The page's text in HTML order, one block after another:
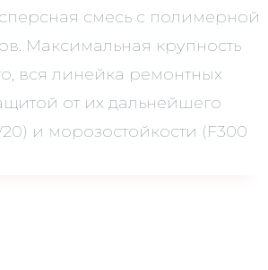
смесь с полимерной
Максимальная крупность
вся линейка ремонтных
от их дальнейшего
и морозостойкости (F300